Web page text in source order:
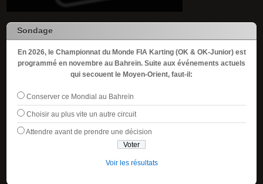
Sondage
En 2026, le Championnat du Monde FIA Karting (OK & OK-Junior) est
programmé en novembre au Bahreïn. Suite aux événements actuels
qui secouent le Moyen-Orient, faut-il:
Conserver ce Mondial au Bahreïn
Choisir au plus vite un autre circuit
Attendre avant de prendre une décision
Voir les résultats